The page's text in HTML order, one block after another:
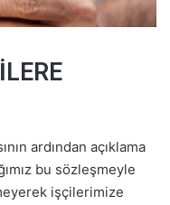
ardından açıklama
bu sözleşmeyle
işçilerimize